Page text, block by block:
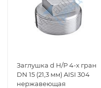
Заглушка d Н/Р 4-х гран
DN 15 (21,3 мм) AISI 304
нержавеющая